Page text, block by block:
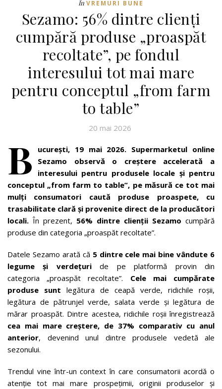
În VREMURI BUNE
Sezamo: 56% dintre clienți
cumpără produse „proaspăt
recoltate”, pe fondul
interesului tot mai mare
pentru conceptul „from farm
to table”
20 mai 2026
B
ucurești, 19 mai 2026. Supermarketul online
Sezamo observă o creștere accelerată a
interesului pentru produsele locale și pentru
conceptul „from farm to table”, pe măsură ce tot mai
mulți consumatori caută produse proaspete, cu
trasabilitate clară și provenite direct de la producători
locali. În prezent, 56% dintre clienții Sezamo cumpără
produse din categoria „proaspăt recoltate”.
Datele Sezamo arată că5 dintre cele mai bine vândute 6
legume și verdețuride pe platformă provin din
categoria
„proaspăt recoltate”. Cele mai cumpărate
produse sunt legătura de ceapă verde, ridichile roșii,
legătura de pătrunjel verde, salata verde și legătura de
mărar proaspăt. Dintre acestea, ridichile roșii înregistrează
cea mai mare creștere, de 37% comparativ cu anul
anterior, devenind unul dintre produsele vedetă ale
sezonului.
Trendul vine într-un context în care consumatorii acordă o
atenție tot mai mare prospețimii, originii produselor și